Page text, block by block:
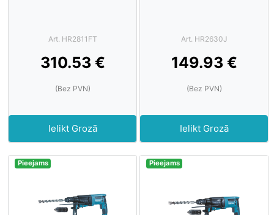
Art. HR2811FT
310.53 €
(Bez PVN)
Ielikt Grozā
Art. HR2630J
149.93 €
(Bez PVN)
Ielikt Grozā
Pieejams Pieejams